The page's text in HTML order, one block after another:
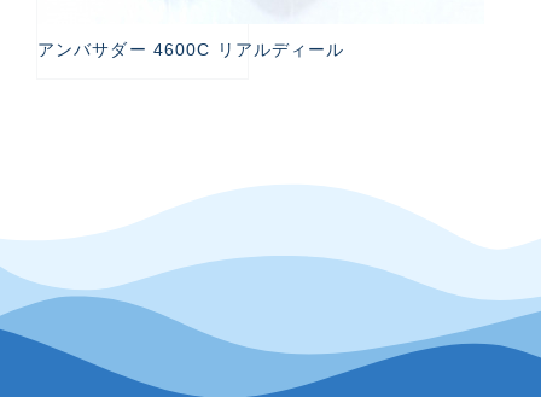
アンバサダー 4600C リアルディール